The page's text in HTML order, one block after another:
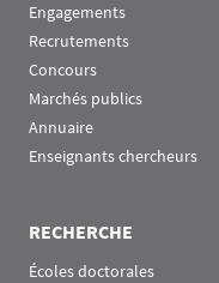
Engagements
Recrutements
Concours
Marchés publics
Annuaire
Enseignants chercheurs
RECHERCHE
Écoles doctorales